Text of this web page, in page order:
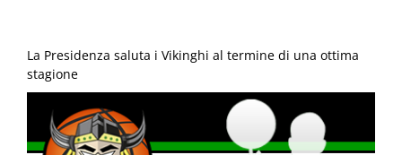
La Presidenza saluta i Vikinghi al termine di una ottima
stagione